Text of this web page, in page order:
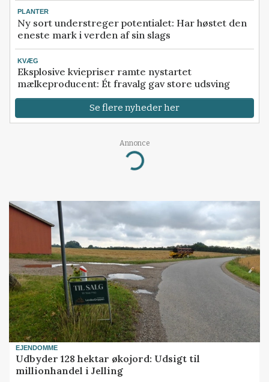
PLANTER
Ny sort understreger potentialet: Har høstet den
eneste mark i verden af sin slags
KVÆG
Eksplosive kviepriser ramte nystartet
mælkeproducent: Ét fravalg gav store udsving
Se flere nyheder her
Annonce
Loading...
EJENDOMME
Udbyder 128 hektar økojord: Udsigt til
millionhandel i Jelling